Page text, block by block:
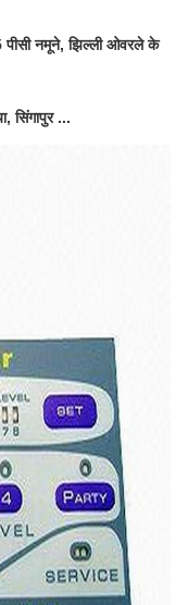
पीसी नमूने, झिल्ली ओवरले के
सिंगापुर ...